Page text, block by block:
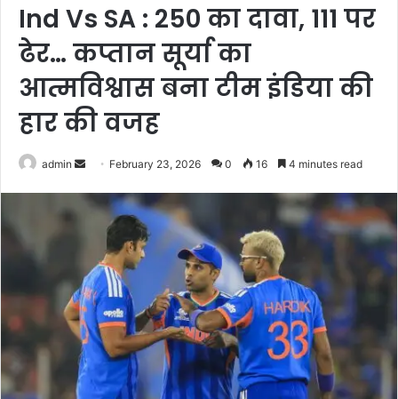
Ind Vs SA : 250 का दावा, 111 पर
ढेर… कप्तान सूर्या का
आत्मविश्वास बना टीम इंडिया की
हार की वजह
admin
Send
email
February 23, 2026 0 16 4 minutes read